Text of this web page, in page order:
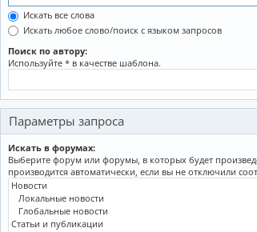
Искать все слова
Искать любое слово/поиск с языком запросов
Поиск по автору:
Используйте * в качестве шаблона.
Параметры запроса
Искать в форумах:
Выберите форум или форумы, в которых будет
производится автоматически, если вы не отключили